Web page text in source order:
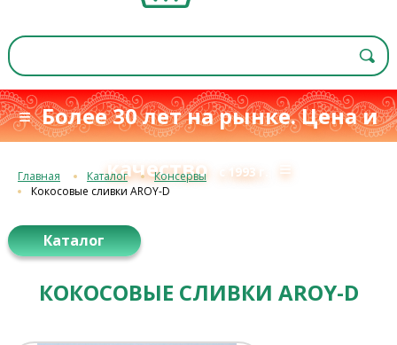
≡ Более 30 лет на рынке. Цена и
качество
с 1993 г. ≡
Главная Каталог
Консервы
Кокосовые сливки AROY-D
Каталог
КОКОСОВЫЕ СЛИВКИ AROY-D